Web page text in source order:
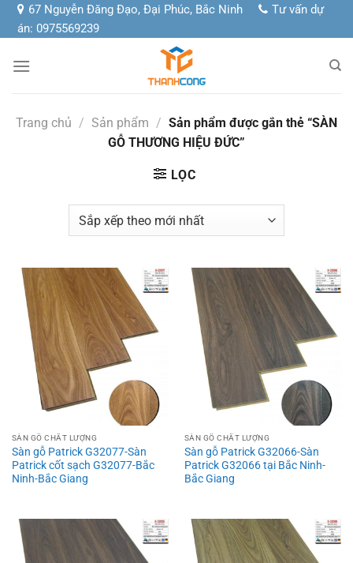
Chuyển
đến
dung
67 Nguyễn Đăng Đạo, Đại Phúc, Bắc Ninh
Tư vấn dự
án: 0975569239
Trang chủ / Sản phẩm / Sản phẩm được gắn thẻ “SÀN
GỖ THƯƠNG HIỆU ĐỨC”
LỌC
SÀN GỖ CHẤT LƯỢNG
Sàn gỗ Patrick G32077-Sàn
Patrick cốt sạch G32077-Bắc
Ninh-Bắc Giang
SÀN GỖ CHẤT LƯỢNG
Sàn gỗ Patrick G32066-Sàn
Patrick G32066 tại Bắc Ninh-
Bắc Giang